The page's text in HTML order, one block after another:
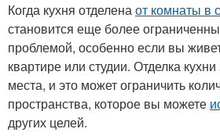
Когда кухня отделенаот комнаты в
становится еще более
проблемой, особенно если вы
квартире или студии. Отделка
места, и это может ограничить
пространства, которое вы можете
других целей.